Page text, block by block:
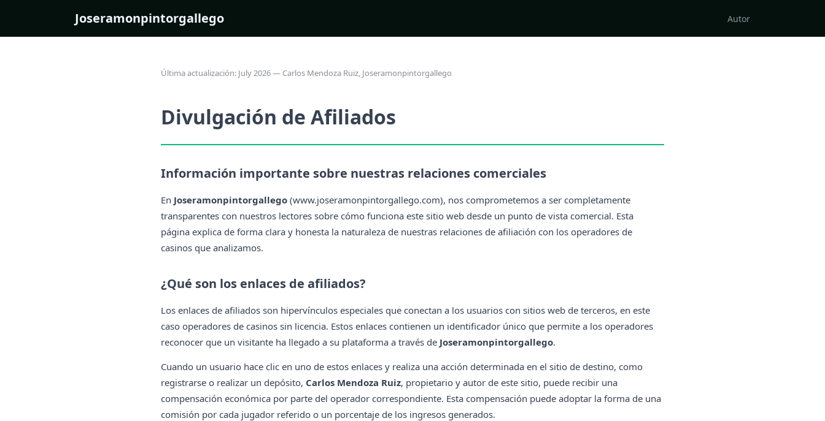
Joseramonpintorgallego Autor
Última actualización: July 2026 — Carlos Mendoza Ruiz, Joseramonpintorgallego
Divulgación de Afiliados
Información importante sobre nuestras relaciones comerciales
En Joseramonpintorgallego (www.joseramonpintorgallego.com), nos comprometemos a ser completamente
transparentes con nuestros lectores sobre cómo funciona este sitio web desde un punto de vista comercial. Esta
página explica de forma clara y honesta la naturaleza de nuestras relaciones de afiliación con los operadores de
casinos que analizamos.
¿Qué son los enlaces de afiliados?
Los enlaces de afiliados son hipervínculos especiales que conectan a los usuarios con sitios web de terceros, en este
caso operadores de casinos sin licencia. Estos enlaces contienen un identificador único que permite a los operadores
reconocer que un visitante ha llegado a su plataforma a través de Joseramonpintorgallego.
Cuando un usuario hace clic en uno de estos enlaces y realiza una acción determinada en el sitio de destino, como
registrarse o realizar un depósito, Carlos Mendoza Ruiz, propietario y autor de este sitio, puede recibir una
compensación económica por parte del operador correspondiente. Esta compensación puede adoptar la forma de una
comisión por cada jugador referido o un porcentaje de los ingresos generados.